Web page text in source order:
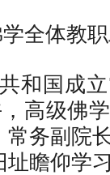
职工
和国成
高级佛
务副院
瞻仰学